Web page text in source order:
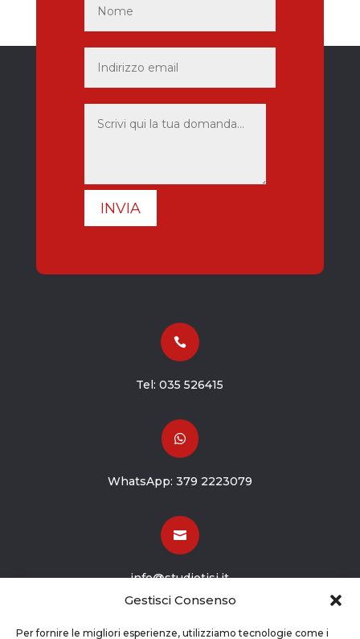
Gestisci Consenso
Per fornire le migliori esperienze, utilizziamo tecnologie come i
INVIA

Tel:035 526415

WhatsApp: 379 2223079

info@studiotisi.it
